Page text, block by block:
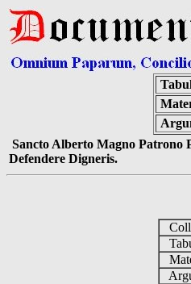
Sancto Alberto Magno Patrono
Defendere Digneris.